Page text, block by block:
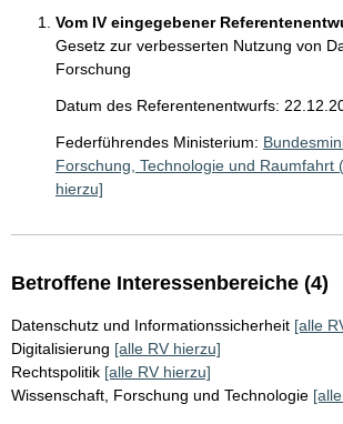
Vom IV eingegebener
Gesetz zur verbesserten Nutzung von
Forschung
Datum des Referentenentwurfs:
Federführendes Ministerium:
Forschung, Technologie und Raumfahrt
hierzu]
Betroffene Interessenbereiche (4)
Datenschutz und Informationssicherheit [alle
Digitalisierung [alle RV hierzu]
Rechtspolitik [alle RV hierzu]
Wissenschaft, Forschung und Technologie